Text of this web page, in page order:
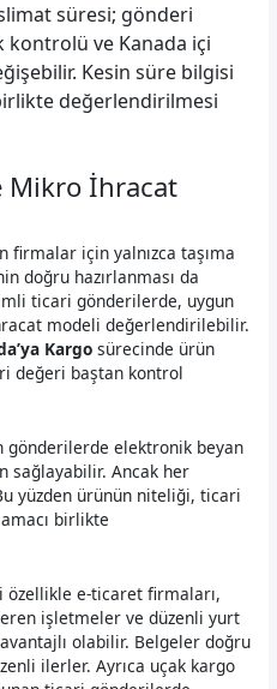
süresi; gönderi
kontrolü ve Kanada içi
Kesin süre bilgisi
değerlendirilmesi
Mikro İhracat
firmalar için yalnızca taşıma
doğru hazırlanması da
ticari gönderilerde, uygun
modeli değerlendirilebilir.
Kargo sürecinde ürün
değeri baştan kontrol
gönderilerde elektronik beyan
sağlayabilir. Ancak her
yüzden ürünün niteliği, ticari
birlikte
özellikle e-ticaret firmaları,
işletmeler ve düzenli yurt
olabilir. Belgeler doğru
ilerler. Ayrıca uçak kargo